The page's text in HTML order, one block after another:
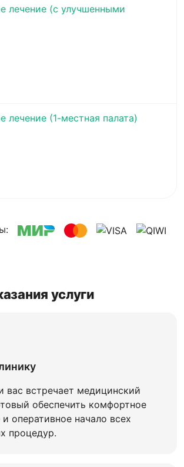
лечение (с улучшенными
лечение (1-местная палата)
услуги
вас встречает медицинский
обеспечить комфортное
оперативное начало всех
процедур.